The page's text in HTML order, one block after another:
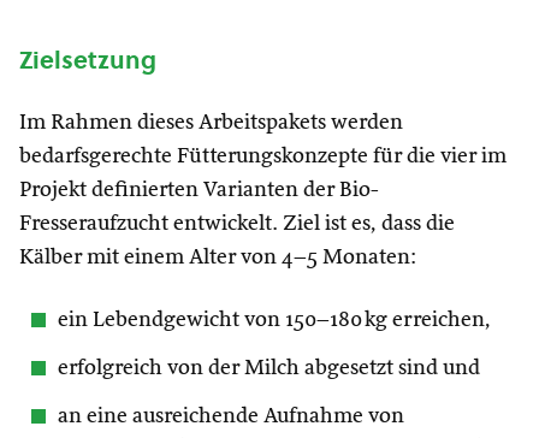
Zielsetzung
Im Rahmen dieses Arbeitspakets werden
bedarfsgerechte Fütterungskonzepte für die vier im
Projekt definierten Varianten der Bio-
Fresseraufzucht entwickelt. Ziel ist es, dass die
Kälber mit einem Alter von 4–5 Monaten:
ein Lebendgewicht von 150–180 kg erreichen,
erfolgreich von der Milch abgesetzt sind und
an eine ausreichende Aufnahme von